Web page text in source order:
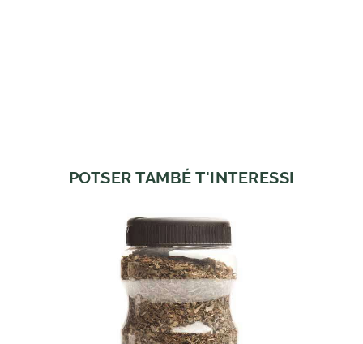
POTSER TAMBÉ T'INTERESSI